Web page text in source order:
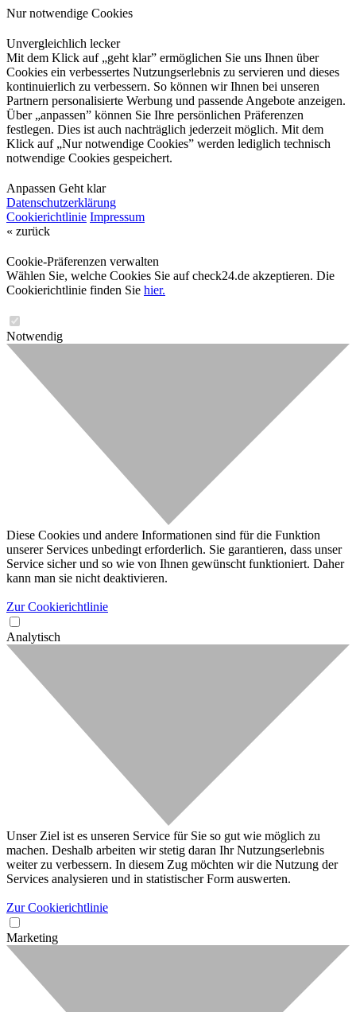
Nur notwendige Cookies
Unvergleichlich lecker
Mit dem Klick auf „geht klar” ermöglichen Sie uns Ihnen über
Cookies ein verbessertes Nutzungserlebnis zu servieren und dieses
kontinuierlich zu verbessern. So können wir Ihnen bei unseren
Partnern personalisierte Werbung und passende Angebote anzeigen.
Über „anpassen” können Sie Ihre persönlichen Präferenzen
festlegen. Dies ist auch nachträglich jederzeit möglich. Mit dem
Klick auf „Nur notwendige Cookies” werden lediglich technisch
notwendige Cookies gespeichert.
Anpassen Geht klar
Datenschutzerklärung
Cookierichtlinie Impressum
« zurück
Cookie-Präferenzen verwalten
Wählen Sie, welche Cookies Sie auf check24.de akzeptieren. Die
Cookierichtlinie finden Sie hier.
Notwendig
Diese Cookies und andere Informationen sind für die Funktion
unserer Services unbedingt erforderlich. Sie garantieren, dass unser
Service sicher und so wie von Ihnen gewünscht funktioniert. Daher
kann man sie nicht deaktivieren.
Zur Cookierichtlinie
Analytisch
Unser Ziel ist es unseren Service für Sie so gut wie möglich zu
machen. Deshalb arbeiten wir stetig daran Ihr Nutzungserlebnis
weiter zu verbessern. In diesem Zug möchten wir die Nutzung der
Services analysieren und in statistischer Form auswerten.
Zur Cookierichtlinie
Marketing